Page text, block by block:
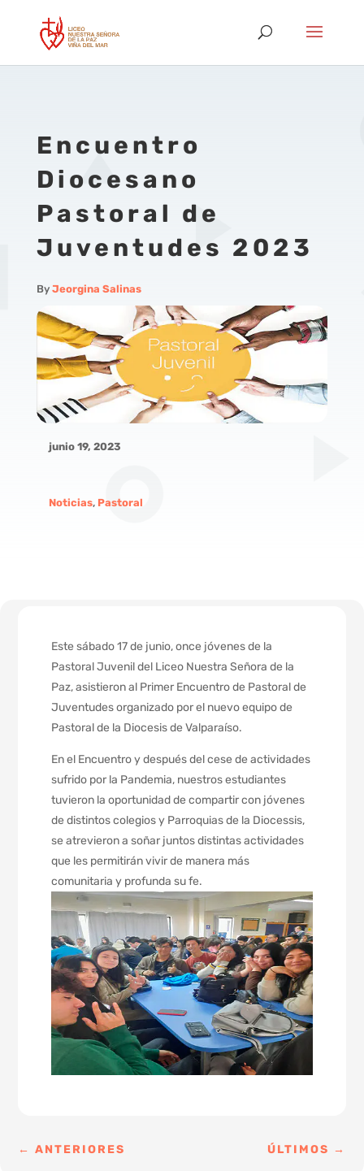
Encuentro
Diocesano
Pastoral de
Juventudes 2023
By Jeorgina Salinas
junio 19, 2023
Noticias, Pastoral
Este sábado 17 de junio, once jóvenes de la
Pastoral Juvenil del Liceo Nuestra Señora de la
Paz, asistieron al Primer Encuentro de Pastoral de
Juventudes organizado por el nuevo equipo de
Pastoral de la Diocesis de Valparaíso.
En el Encuentro y después del cese de actividades
sufrido por la Pandemia, nuestros estudiantes
tuvieron la oportunidad de compartir con jóvenes
de distintos colegios y Parroquias de la Diocessis,
se atrevieron a soñar juntos distintas actividades
que les permitirán vivir de manera más
comunitaria y profunda su fe.
←ANTERIORES ÚLTIMOS →